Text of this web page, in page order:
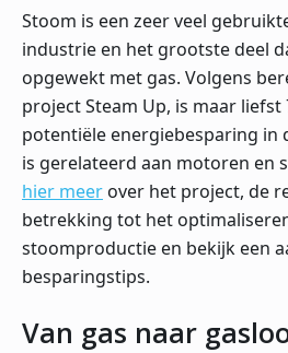
Stoom is een zeer veel
industrie en het grootste deel
opgewekt met gas. Volgens
project Steam Up, is maar
potentiële energiebesparing in
is gerelateerd aan motoren en
hier meerover het project, de
betrekking tot het
stoomproductie en bekijk een
besparingstips.
Van gas naar